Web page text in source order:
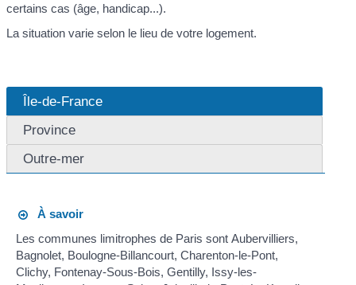
certains cas (âge, handicap...).
La situation varie selon le lieu de votre logement.
Île-de-France
Province
Outre-mer
À savoir
Les communes limitrophes de Paris sont Aubervilliers,
Bagnolet, Boulogne-Billancourt, Charenton-le-Pont,
Clichy, Fontenay-Sous-Bois, Gentilly, Issy-les-